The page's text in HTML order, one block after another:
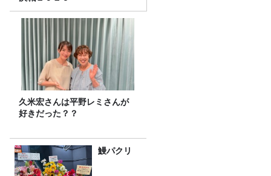
久米宏さんは平野レミさんが
好きだった？？
鰻パクリ